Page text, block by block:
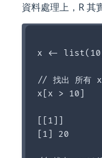
資料處理上，R 其
x <-
// 找出 所有
x[x > 10]
[[1]]
[1] 20